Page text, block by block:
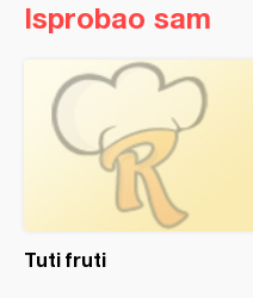
Isprobao sam
Tuti fruti